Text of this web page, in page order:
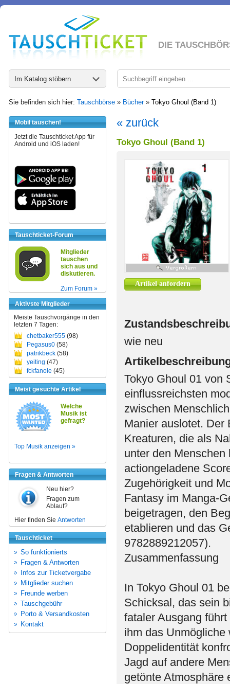
DIE
Im Katalog stöbern
Sie befinden sich hier: Tauschbörse » Bücher» Tokyo Ghoul (Band 1)
Mobil tauschen!
Jetzt die Tauschticket App für
Android und iOS laden!
Tauschticket-Forum
Mitglieder
tauschen
sich aus und
diskutieren.
Zum Forum »
Aktivste Mitglieder
Meiste Tauschvorgänge in den
letzten 7 Tagen:
chetbaker555 (98)
Pegasus0 (58)
patrikbeck (58)
yeiting (47)
fckfanole (45)
Meist gesuchte Artikel
Welche
Musik ist
gefragt?
Top Musik anzeigen »
Fragen & Antworten
Neu hier?
Fragen zum
Ablauf?
Hier finden Sie Antworten
Tauschticket
So funktionierts
Fragen & Antworten
Infos zur Ticketvergabe
Mitglieder suchen
Freunde werben
Tauschgebühr
Porto & Versandkosten
Kontakt
« zurück
Tokyo Ghoul (Band 1)
Artikel anfordern
wie neu
Tokyo Ghoul 01 von
einflussreichsten
zwischen
Manier auslotet. Der
Kreaturen, die als
unter den
actiongeladene
Zugehörigkeit und
Fantasy im Manga-
beigetragen, den
etablieren und das
9782889212057).
Zusammenfassung
In Tokyo Ghoul 01
Schicksal, das sein
fataler Ausgang
ihm das Unmögliche
Doppelidentität
Jagd auf andere
getönte Atmosphäre